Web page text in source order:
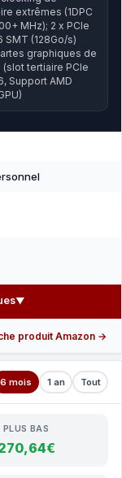
extrêmes (1DPC
MHz); 2 x PCIe
SMT (128Go/s)
graphiques de
(slot tertiaire PCIe
Support AMD
▼
produit Amazon →
6 mois 1 an Tout
PLUS BAS